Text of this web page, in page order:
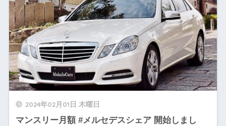
2024年02月01日 木曜日
マンスリー月額 #メルセデスシェア 開始しまし